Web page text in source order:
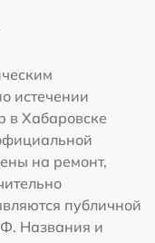
истечении
в Хабаровске
на ремонт,
публичной
Названия и